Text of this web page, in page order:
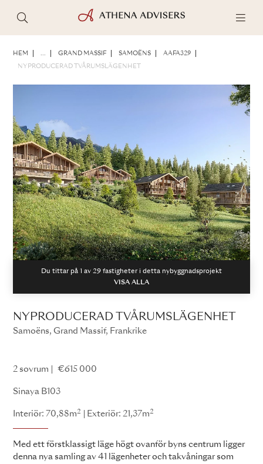
HEM ... GRAND MASSIF SAMOËNS AAFA329
NYPRODUCERAD TVÅRUMSLÄGENHET
Du tittar på 1 av 29 fastigheter i detta nybyggnadsprojekt
VISA ALLA
NYPRODUCERAD TVÅRUMSLÄGENHET
Samoëns, Grand Massif, Frankrike
2 sovrum €615 000
Sinaya B103
Interiör: 70,88m2 Exteriör: 21,37m2
Med ett förstklassigt läge högt ovanför byns centrum ligger
denna nya samling av 41 lägenheter och takvåningar som